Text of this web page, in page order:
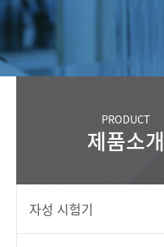
PRODUCT
제품소개
자성 시험기